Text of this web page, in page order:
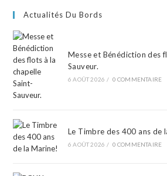
Actualités Du Bords
Messe et Bénédiction des
Sauveur.
6 AOÛT 2026 / 0 COMMENTAIRE
Le Timbre des 400 ans de
6 AOÛT 2026 / 0 COMMENTAIRE